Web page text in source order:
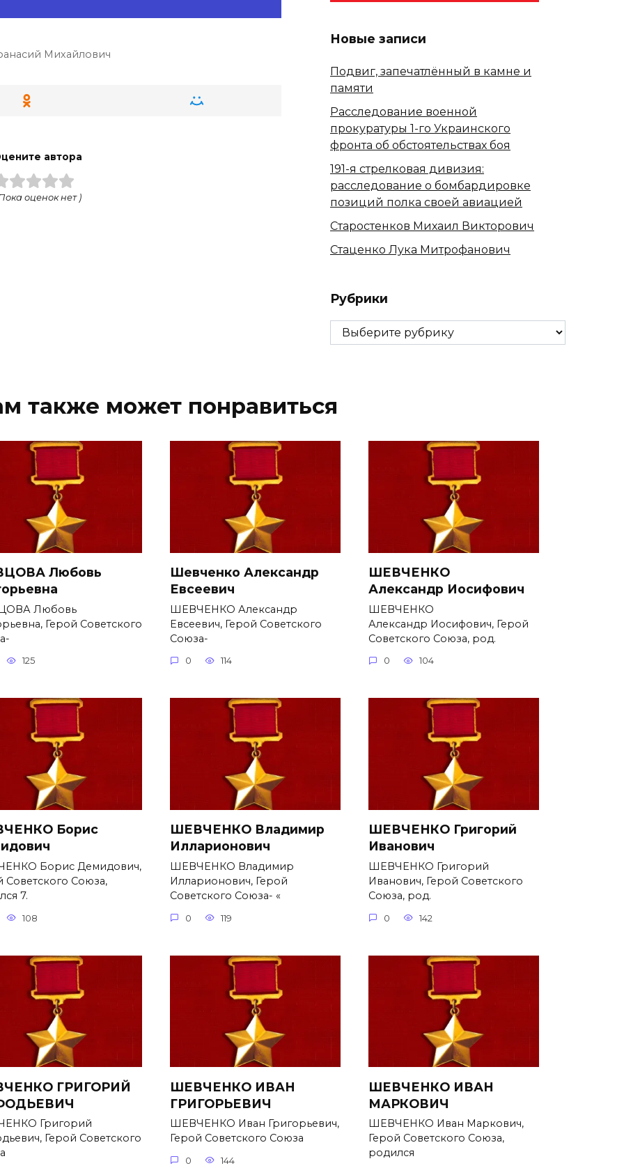
Михайлович
автора
оценок нет )
Новые записи
Подвиг, запечатлённый в камне и
памяти
Расследование военной
прокуратуры 1-го Украинского
фронта об обстоятельствах боя
191-я стрелковая дивизия:
расследование о бомбардировке
позиций полка своей авиацией
Старостенков Михаил Викторович
Стаценко Лука Митрофанович
Рубрики
Рубрики
также может понравиться
Любовь
Любовь
Герой Советского
125
Шевченко Александр
Евсеевич
ШЕВЧЕНКО Александр
Евсеевич, Герой Советского
Союза-
0 114
ШЕВЧЕНКО
Александр Иосифович
ШЕВЧЕНКО
Александр Иосифович, Герой
Советского Союза, род.
0 104
Борис
Борис Демидович,
Советского Союза,
7.
108
ШЕВЧЕНКО Владимир
Илларионович
ШЕВЧЕНКО Владимир
Илларионович, Герой
Советского Союза- «
0 119
ШЕВЧЕНКО Григорий
Иванович
ШЕВЧЕНКО Григорий
Иванович, Герой Советского
Союза, род.
0 142
ГРИГОРИЙ
Григорий
Герой Советского
ШЕВЧЕНКО ИВАН
ГРИГОРЬЕВИЧ
ШЕВЧЕНКО Иван Григорьевич,
Герой Советского Союза
0 144
ШЕВЧЕНКО ИВАН
МАРКОВИЧ
ШЕВЧЕНКО Иван Маркович,
Герой Советского Союза,
родился